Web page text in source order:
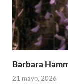
Barbara
21 mayo, 2026